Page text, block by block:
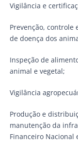
Vigilância e
Prevenção, controle
de doença dos
Inspeção de
animal e vegetal;
Vigilância
Produção e
manutenção da
Financeiro Nacional